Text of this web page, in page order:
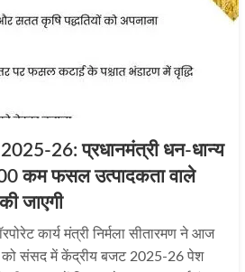
26: प्रधानमंत्री धन-धान्‍य
कम फसल उत्‍पादकता वाले
जाएगी
कार्य मंत्री निर्मला सीतारमण ने आज
को संसद में केंद्रीय बजट 2025-26 पेश